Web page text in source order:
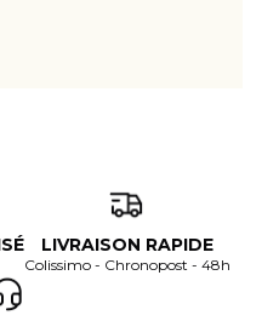
LIVRAISON RAPIDE
Colissimo - Chronopost - 48h